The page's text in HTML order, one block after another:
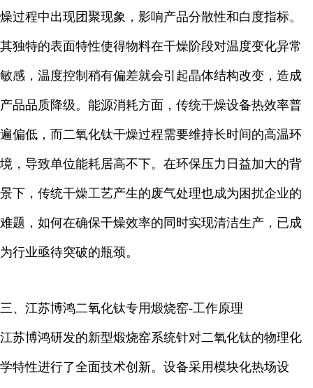
燥过程中出现团聚现象，影响产品分散性和白度指标。
其独特的表面特性使得物料在干燥阶段对温度变化异常
敏感，温度控制稍有偏差就会引起晶体结构改变，造成
产品品质降级。能源消耗方面，传统干燥设备热效率普
遍偏低，而二氧化钛干燥过程需要维持长时间的高温环
境，导致单位能耗居高不下。在环保压力日益加大的背
景下，传统干燥工艺产生的废气处理也成为困扰企业的
难题，如何在确保干燥效率的同时实现清洁生产，已成
为行业亟待突破的瓶颈。
三、江苏博鸿二氧化钛专用煅烧窑-工作原理
江苏博鸿研发的新型煅烧窑系统针对二氧化钛的物理化
学特性进行了全面技术创新。设备采用模块化热场设